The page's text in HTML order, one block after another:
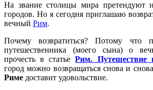
На звание столицы мира претендуют
городов. Но я сегодня приглашаю
вечный Рим.
Почему возвратиться? Потому что
путешественника (моего сына) о
прочесть в статьеРим. Путешествие
город можно возвращаться снова и
Риме доставит удовольствие.